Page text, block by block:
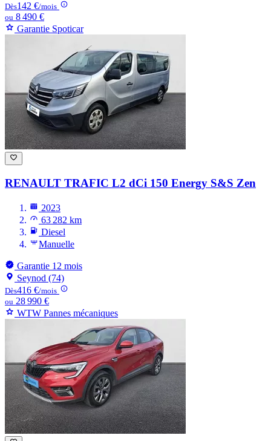
Dès142 €/mois
ou 8 490 €
Garantie Spoticar
RENAULT TRAFIC L2 dCi 150 Energy S&S Zen
2023
63 282 km
Diesel
Manuelle
Garantie 12 mois
Seynod (74)
Dès416 €/mois
ou 28 990 €
WTW Pannes mécaniques